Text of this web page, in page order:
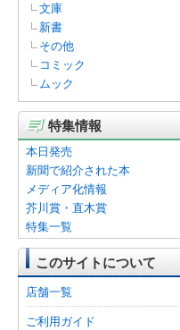
文庫
新書
その他
コミック
ムック
特集情報
本日発売
新聞で紹介された本
メディア化情報
芥川賞・直木賞
特集一覧
このサイトについて
店舗一覧
ご利用ガイド